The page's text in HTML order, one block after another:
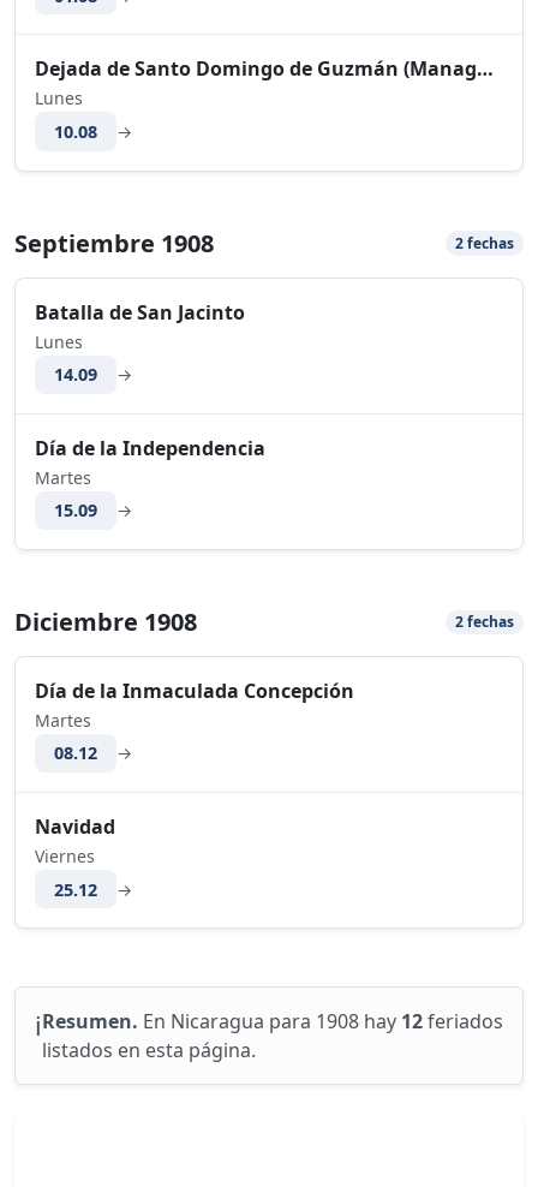
Dejada de Santo Domingo de Guzmán (Managua)
Lunes
10.08
→
Septiembre 1908 2 fechas
Batalla de San Jacinto
Lunes
14.09
→
Día de la Independencia
Martes
15.09
→
Diciembre 1908 2 fechas
Día de la Inmaculada Concepción
Martes
08.12
→
Navidad
Viernes
25.12
→
ℹ️Resumen. En Nicaragua para 1908 hay 12feriados
listados en esta página.